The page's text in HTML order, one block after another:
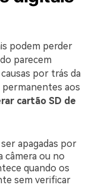
podem perder
parecem
por trás da
permanentes aos
cartão SD de
apagadas por
câmera ou no
quando os
sem verificar